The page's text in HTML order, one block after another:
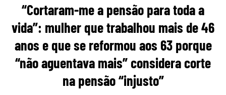
“Cortaram-me a pensão para toda a
vida”: mulher que trabalhou mais de 46
anos e que se reformou aos 63 porque
“não aguentava mais” considera corte
na pensão “injusto”